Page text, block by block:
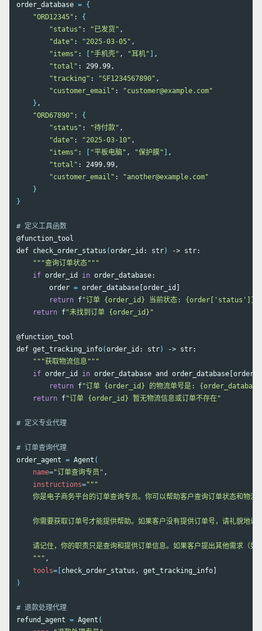
order_database = {
"ORD12345" : {
"status" : "已发货" ,
"date" : "2025-03-05" ,
"items" : "手机壳" , "耳机"
,
"total" : 299.99,
"tracking" : "SF1234567890" ,
"customer_email" :
"customer@example.com"
} ,
"ORD67890" : {
"status" : "待付款" ,
"date" : "2025-03-10" ,
"items" : "平板电脑" , "保护膜"
,
"total" : 2499.99,
"customer_email" :
"another@example.com"
}
}
# 定义工具函数
@function_tool
def check_order_status (order_id: str)
-> str:
"""查询订单状态"""
if order_id in order_database:
        order
= order_database[order_id]
return f"订单 {order_id} 当前状态:
return f"未找到订单 {order_id}"
@function_tool
def get_tracking_info(order_id: str)
-> str:
"""获取物流信息"""
if order_id in order_database and
return f"订单 {order_id} 的物流单号是:
return f"订单 {order_id} 暂无物流信息或订单不存在"
# 定义专业代理
# 订单查询代理
order_agent = Agent (
name="订单查询专员" ,
instructions="""
你是电子商务平台的订单查询专员。你可以帮助客户查询订单状态和物流
你需要获取订单号才能提供帮助。如果客户没有提供订单号，请礼貌地询
请记住，你的职责只是查询和提供订单信息。如果客户提出其他需求（
    """
,
tools=[
)
# 退款处理代理
refund_agent = Agent (